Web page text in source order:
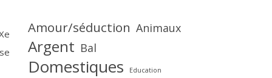
Amour/séduction Animaux
Argent Bal
Domestiques Education